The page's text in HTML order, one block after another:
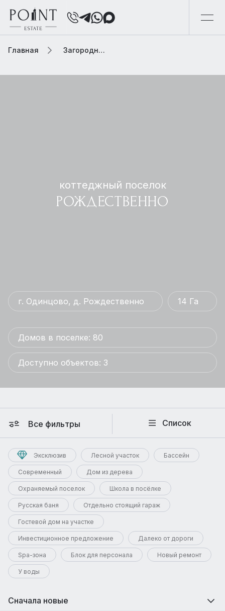
Главная Загородная элитная недвижимость
коттеджный поселок
РОЖДЕСТВЕННО
г. Одинцово, д. Рождественно 14 Га
Домов в поселке: 80
Доступно объектов: 3
Все фильтры
Эксклюзив Лесной участок Бассейн
Современный Дом из дерева
Охраняемый поселок Школа в посёлке
Русская баня Отдельно стоящий гараж
Гостевой дом на участке
Инвестиционное предложение Далеко от дороги
Spa-зона Блок для персонала Новый ремонт
У воды
Список
Сначала новые